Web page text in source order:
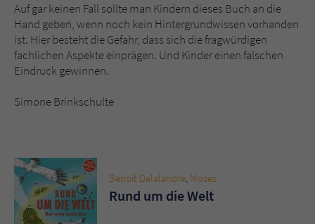
Auf gar keinen Fall sollte man Kindern dieses Buch an die
Hand geben, wenn noch kein Hintergrundwissen vorhanden
ist. Hier besteht die Gefahr, dass sich die fragwürdigen
fachlichen Aspekte einprägen. Und Kinder einen falschen
Eindruck gewinnen.
Simone Brinkschulte
Benoît Delalandre, Moses
Rund um die Welt